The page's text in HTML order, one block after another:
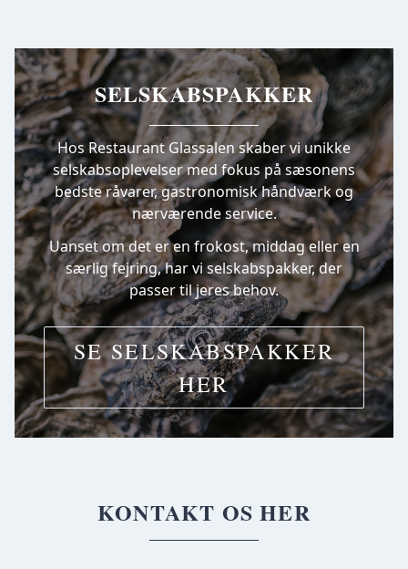
SELSKABSPAKKER
Hos Restaurant Glassalen skaber vi unikke
selskabsoplevelser med fokus på sæsonens
bedste råvarer, gastronomisk håndværk og
nærværende service.
Uanset om det er en frokost, middag eller en
særlig fejring, har vi selskabspakker, der
passer til jeres behov.
SE SELSKABSPAKKER
HER
KONTAKT OS HER